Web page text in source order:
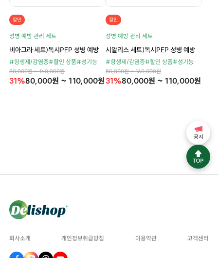
할인
성병 예방 관리 세트
비아그라 세트)독시PEP 성병 예방
#항생제/감염증#할인 상품#성기능
80,000원 ~ 160,000원
31%80,000원 ~ 110,000원
할인
성병 예방 관리 세트
시알리스 세트)독시PEP 성병 예방
#항생제/감염증#할인 상품#성기능
80,000원 ~ 160,000원
31%80,000원 ~ 110,000원
회사소개 개인정보취급방침 이용약관 고객센터
공지